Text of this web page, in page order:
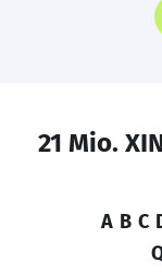
21 Mio.
A B C